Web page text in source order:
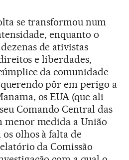
se transformou num
enquanto o
de ativistas
e liberdades,
da comunidade
pôr em perigo a
os EUA (que ali
Comando Central das
menor medida a União
olhos à falta de
da Comissão